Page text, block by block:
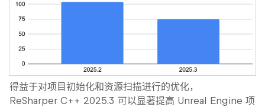
得益于对项目初始化和资源扫描进行的优化，
ReSharper C++ 2025.3 可以显著提高 Unreal Engine 项